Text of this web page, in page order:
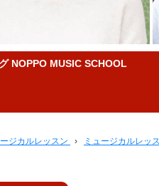
NOPPO MUSIC SCHOOL
ジカルレッスン › ミュージカルレッ